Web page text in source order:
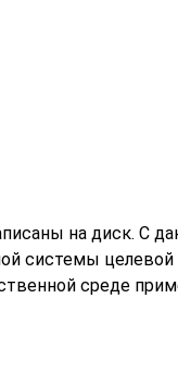
на диск. С
системы
среде